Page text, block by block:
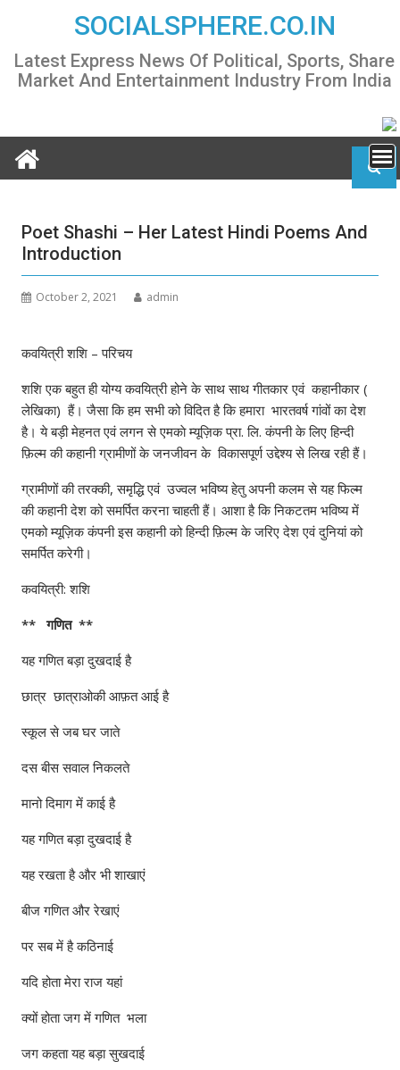
content
SOCIALSPHERE.CO.IN
Latest Express News Of Political, Sports, Share
Market And Entertainment Industry From India
Poet Shashi – Her Latest Hindi Poems And
Introduction
October 2, 2021 admin
कवयित्री शशि – परिचय
शशि एक बहुत ही योग्य कवयित्री होने के साथ साथ गीतकार एवं कहानीकार (
लेखिका) हैं। जैसा कि हम सभी को विदित है कि हमारा भारतवर्ष गांवों का देश
है। ये बड़ी मेहनत एवं लगन से एमकाे म्यूज़िक प्रा. लि. कंपनी के लिए हिन्दी
फ़िल्म की कहानी ग्रामीणों के जनजीवन के विकासपूर्ण उद्देश्य से लिख रही हैं।
ग्रामीणों की तरक्की, समृद्धि एवं उज्वल भविष्य हेतु अपनी कलम से यह फिल्म
की कहानी देश को समर्पित करना चाहती हैं। आशा है कि निकटतम भविष्य में
एमको म्यूज़िक कंपनी इस कहानी को हिन्दी फ़िल्म के जरिए देश एवं दुनियां को
समर्पित करेगी।
कवयित्री: शशि
** गणित **
यह गणित बड़ा दुखदाई है
छात्र छात्राओकी आफ़त आई है
स्कूल से जब घर जाते
दस बीस सवाल निकलते
मानो दिमाग में काई है
यह गणित बड़ा दुखदाई है
यह रखता है और भी शाखाएं
बीज गणित और रेखाएं
पर सब में है कठिनाई
यदि होता मेरा राज यहां
क्यों होता जग में गणित भला
जग कहता यह बड़ा सुखदाई